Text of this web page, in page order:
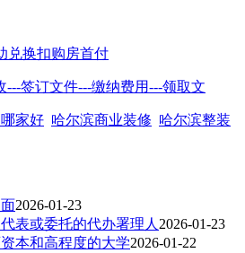
兑换扣购房首付
---签订文件---缴纳费用---领取文
家好 哈尔滨商业装修 哈尔滨整装
2026-01-23
表或委托的代办署理人 2026-01-23
本和高程度的大学2026-01-22